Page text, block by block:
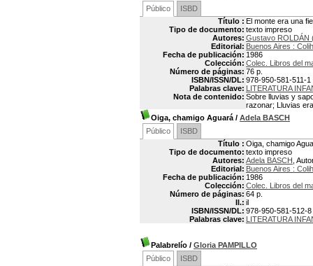
Público
ISBD
Título : El monte era una
Tipo de documento: texto impreso
Autores: Gustavo ROLDÁN
Editorial: Buenos Aires :
Fecha de publicación: 1986
Colección: Colec. Libros del
Número de páginas: 76 p.
ISBN/ISSN/DL: 978-950-581-511-1
Palabras clave: LITERATURA
Nota de contenido: Sobre lluvias y
razonar; Lluvias
Oiga, chamigo Aguará / Adela BASCH
Público
ISBD
Título : Oiga, chamigo
Tipo de documento: texto impreso
Autores: Adela BASCH ,
Editorial: Buenos Aires :
Fecha de publicación: 1986
Colección: Colec. Libros del
Número de páginas: 64 p.
Il.: il
ISBN/ISSN/DL: 978-950-581-512-8
Palabras clave: LITERATURA
Palabrelío / Gloria PAMPILLO
Público
ISBD